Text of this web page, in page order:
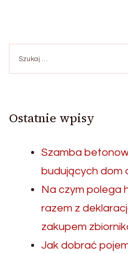
Ostatnie wpisy
Szamba
budujących dom
Na czym polega
razem z
zakupem
Jak dobrać